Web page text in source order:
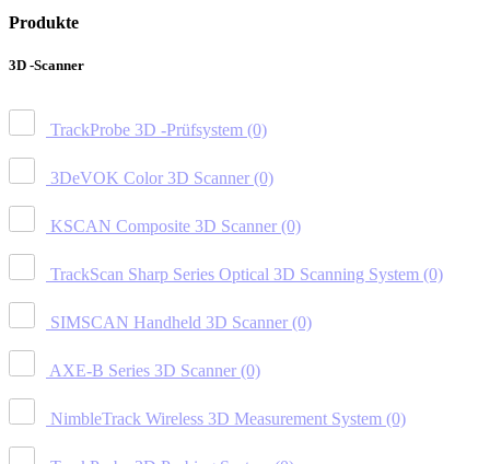
Produkte
3D -Scanner
TrackProbe 3D -Prüfsystem (0)
3DeVOK Color 3D Scanner (0)
KSCAN Composite 3D Scanner (0)
TrackScan Sharp Series Optical 3D Scanning System (0)
SIMSCAN Handheld 3D Scanner (0)
AXE-B Series 3D Scanner (0)
NimbleTrack Wireless 3D Measurement System (0)